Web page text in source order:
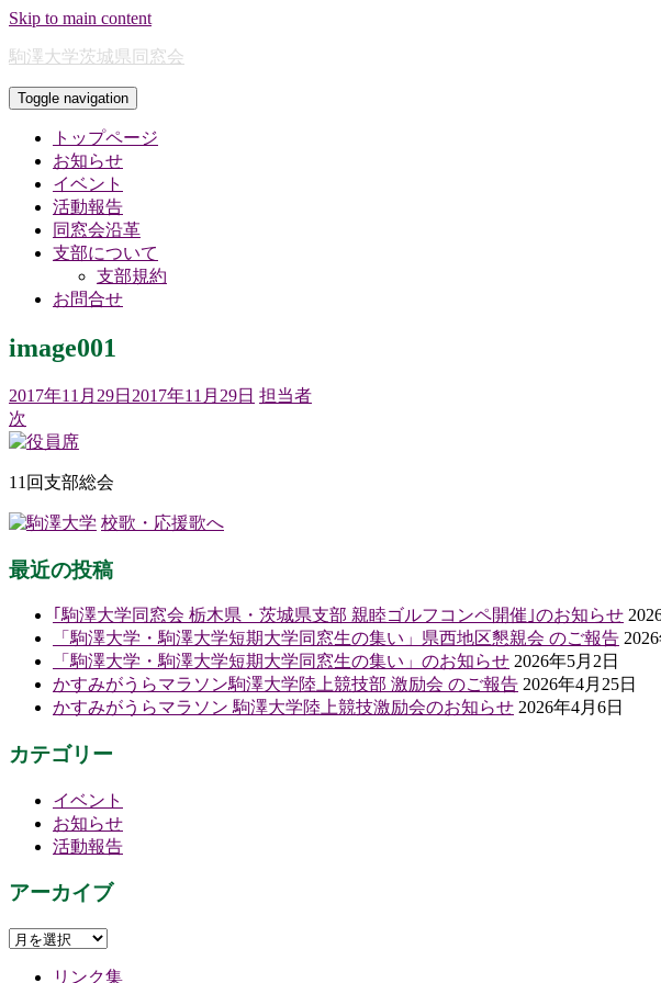
Skip to main content
駒澤大学茨城県同窓会
Toggle navigation
トップページ
お知らせ
イベント
活動報告
同窓会沿革
支部について
支部規約
お問合せ
image001
2017年11月29日 2017年11月29日 担当者
次
11回支部総会
校歌・応援歌へ
最近の投稿
｢駒澤大学同窓会 栃木県・茨城県支部 親睦ゴルフコンペ開催｣のお知らせ
「駒澤大学・駒澤大学短期大学同窓生の集い」県西地区懇親会 のご報告
「駒澤大学・駒澤大学短期大学同窓生の集い」のお知らせ 2026年5月2日
かすみがうらマラソン駒澤大学陸上競技部 激励会 のご報告 2026年4月25日
かすみがうらマラソン 駒澤大学陸上競技激励会のお知らせ 2026年4月6日
カテゴリー
イベント
お知らせ
活動報告
アーカイブ
ア
リンク集